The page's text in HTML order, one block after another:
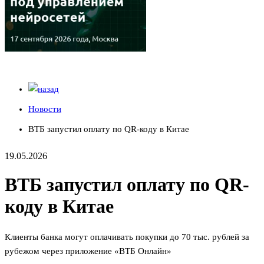
Новости
ВТБ запустил оплату по QR-коду в Китае
19.05.2026
ВТБ запустил оплату по QR-
коду в Китае
Клиенты банка могут оплачивать покупки до 70 тыс. рублей за
рубежом через приложение «ВТБ Онлайн»